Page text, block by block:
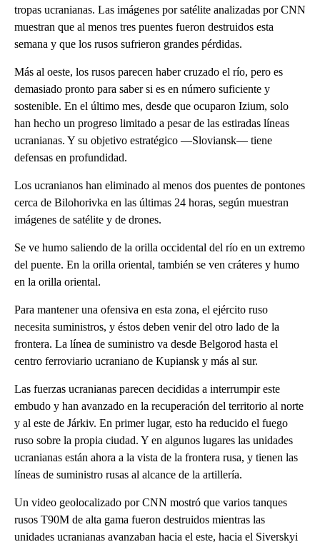
tropas ucranianas. Las imágenes por satélite analizadas por CNN
muestran que al menos tres puentes fueron destruidos esta
semana y que los rusos sufrieron grandes pérdidas.
Más al oeste, los rusos parecen haber cruzado el río, pero es
demasiado pronto para saber si es en número suficiente y
sostenible. En el último mes, desde que ocuparon Izium, solo
han hecho un progreso limitado a pesar de las estiradas líneas
ucranianas. Y su objetivo estratégico —Sloviansk— tiene
defensas en profundidad.
Los ucranianos han eliminado al menos dos puentes de pontones
cerca de Bilohorivka en las últimas 24 horas, según muestran
imágenes de satélite y de drones.
Se ve humo saliendo de la orilla occidental del río en un extremo
del puente. En la orilla oriental, también se ven cráteres y humo
en la orilla oriental.
Para mantener una ofensiva en esta zona, el ejército ruso
necesita suministros, y éstos deben venir del otro lado de la
frontera. La línea de suministro va desde Belgorod hasta el
centro ferroviario ucraniano de Kupiansk y más al sur.
Las fuerzas ucranianas parecen decididas a interrumpir este
embudo y han avanzado en la recuperación del territorio al norte
y al este de Járkiv. En primer lugar, esto ha reducido el fuego
ruso sobre la propia ciudad. Y en algunos lugares las unidades
ucranianas están ahora a la vista de la frontera rusa, y tienen las
líneas de suministro rusas al alcance de la artillería.
Un video geolocalizado por CNN mostró que varios tanques
rusos T90M de alta gama fueron destruidos mientras las
unidades ucranianas avanzaban hacia el este, hacia el Siverskyi